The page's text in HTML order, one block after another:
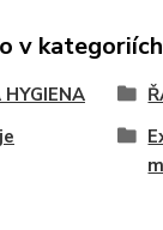
v kategoriích